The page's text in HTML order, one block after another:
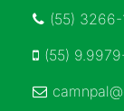
(55)
(55)